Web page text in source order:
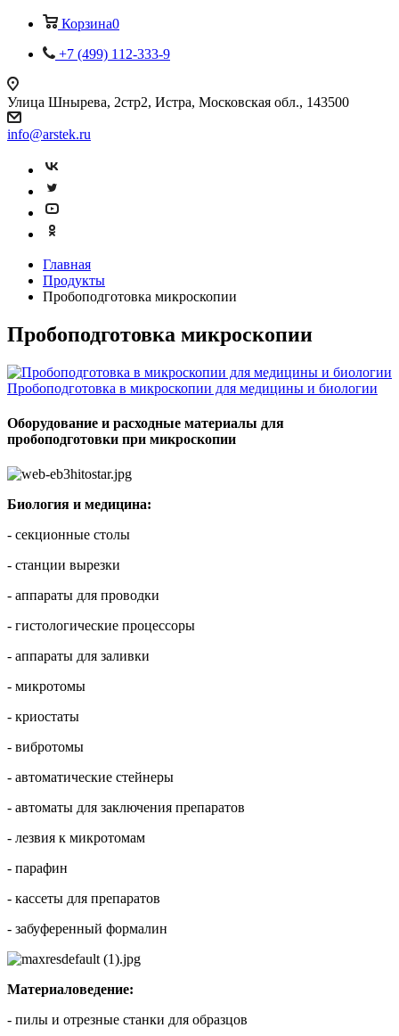
Корзина0
+7 (499) 112-333-9
Улица Шнырева, 2стр2, Истра, Московская обл., 143500
info@arstek.ru
Главная
Продукты
Пробоподготовка микроскопии
Пробоподготовка микроскопии
Пробоподготовка в микроскопии для медицины и биологии
Оборудование и расходные материалы для
пробоподготовки при микроскопии
Биология и медицина:
- секционные столы
- станции вырезки
- аппараты для проводки
- гистологические процессоры
- аппараты для заливки
- микротомы
- криостаты
- вибротомы
- автоматические стейнеры
- автоматы для заключения препаратов
- лезвия к микротомам
- парафин
- кассеты для препаратов
- забуференный формалин
Материаловедение:
- пилы и отрезные станки для образцов